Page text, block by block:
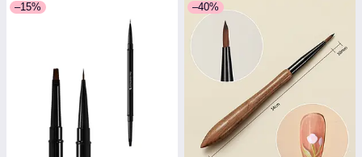
–15% –40%